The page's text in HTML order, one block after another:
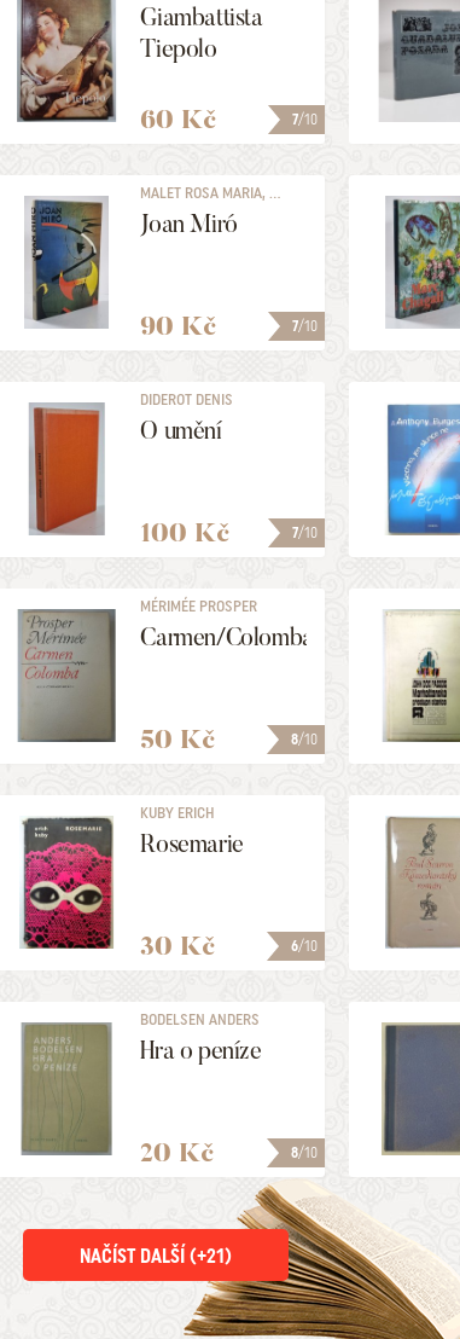
7/10
Giambattista
Tiepolo
60 Kč
7/10
MALET ROSA MARIA, ...
Joan Miró
90 Kč
7/10
DIDEROT DENIS
O umění
100 Kč
8/10
MÉRIMÉE PROSPER
Carmen/Colomba
50 Kč
6/10
KUBY ERICH
Rosemarie
30 Kč
8/10
BODELSEN ANDERS
Hra o peníze
20 Kč
NAČÍST DALŠÍ (+21)